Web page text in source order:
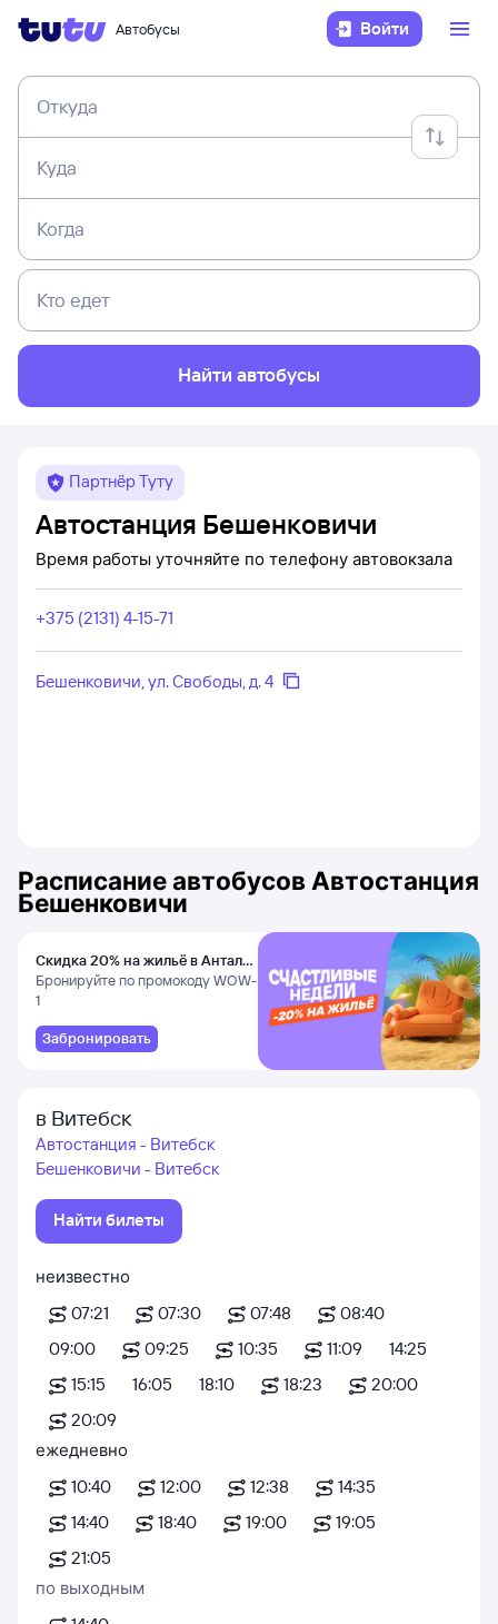
Автобусы Войти
Откуда
Куда
Когда
Кто едет
Найти автобусы
Партнёр Туту
Автостанция Бешенковичи
Время работы уточняйте по телефону автовокзала
+375 (2131) 4-15-71
Бешенковичи, ул. Свободы, д. 4
Расписание автобусов Автостанция
Бешенковичи
Скидка 20% на жильё в Анталье
и Даламане
Бронируйте по промокоду WOW-
1
Забронировать
в Витебск
Автостанция - Витебск
Бешенковичи - Витебск
Найти билеты
неизвестно
07:21
07:30 07:48
08:40
09:00
09:25 10:35 11:09
14:25
15:15
16:05 18:10 18:23
20:00
20:09
ежедневно
10:40
12:00 12:38
14:35
14:40
18:40 19:00
19:05
21:05
по выходным